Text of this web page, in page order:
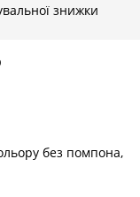
знижки
без помпона,